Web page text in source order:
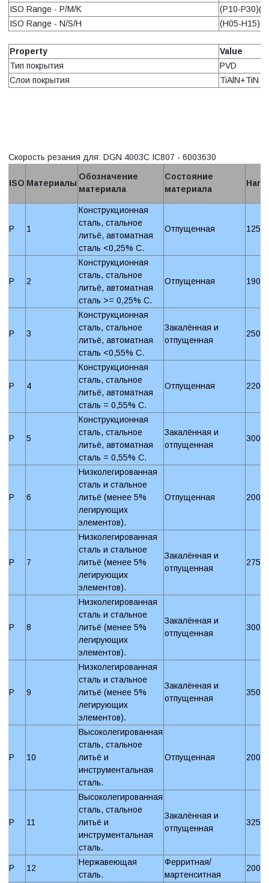
ISO Range - P/M/K
(P10-
ISO Range - N/S/H
(H05-
Property
Value
Тип покрытия
PVD
Слои покрытия
TiAlN+TiN
Скорость резания для: DGN 4003C IC807 - 6003630
ISO Материалы
Обозначение
материала
Состояние
материала
P 1
Конструкционная
сталь, стальное
литьё, автоматная
сталь <0,25% C.
Отпущенная 125
P 2
Конструкционная
сталь, стальное
литьё, автоматная
сталь >= 0,25% C.
Отпущенная 190
P 3
Конструкционная
сталь, стальное
литьё, автоматная
сталь <0,55% C.
Закалённая и
отпущенная
250
P 4
Конструкционная
сталь, стальное
литьё, автоматная
сталь = 0,55% C.
Отпущенная 220
P 5
Конструкционная
сталь, стальное
литьё, автоматная
сталь = 0,55% C.
Закалённая и
отпущенная
300
P 6
Низколегированная
сталь и стальное
литьё (менее 5%
легирующих
элементов).
Отпущенная 200
P 7
Низколегированная
сталь и стальное
литьё (менее 5%
легирующих
элементов).
Закалённая и
отпущенная
275
P 8
Низколегированная
сталь и стальное
литьё (менее 5%
легирующих
элементов).
Закалённая и
отпущенная
300
P 9
Низколегированная
сталь и стальное
литьё (менее 5%
легирующих
элементов).
Закалённая и
отпущенная
350
P 10
Высоколегированная
сталь, стальное
литьё и
инструментальная
сталь.
Отпущенная 200
P 11
Высоколегированная
сталь, стальное
литьё и
инструментальная
сталь.
Закалённая и
отпущенная
325
P 12
Нержавеющая
сталь.
Ферритная/
мартенситная
200